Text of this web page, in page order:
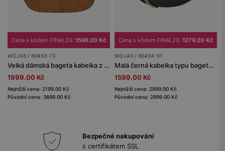
Cena s kódem FINAL20: 1599.20 Kč
WOJAS / 80453-73
Velká dámská bageta kabelka z lícové kůže a velurové štěpky
1999.00 Kč
Nejnižší cena: 2199.00 Kč
Původní cena: 3699.00 Kč
Cena s kódem FINAL20: 1279.20 Kč
WOJAS / 80454-51
Malá černá kabelka typu bageta se zlatým řetízkem
1599.00 Kč
Nejnižší cena: 2899.00 Kč
Původní cena: 2899.00 Kč
Bezpečné nakupování
s certifikátem SSL